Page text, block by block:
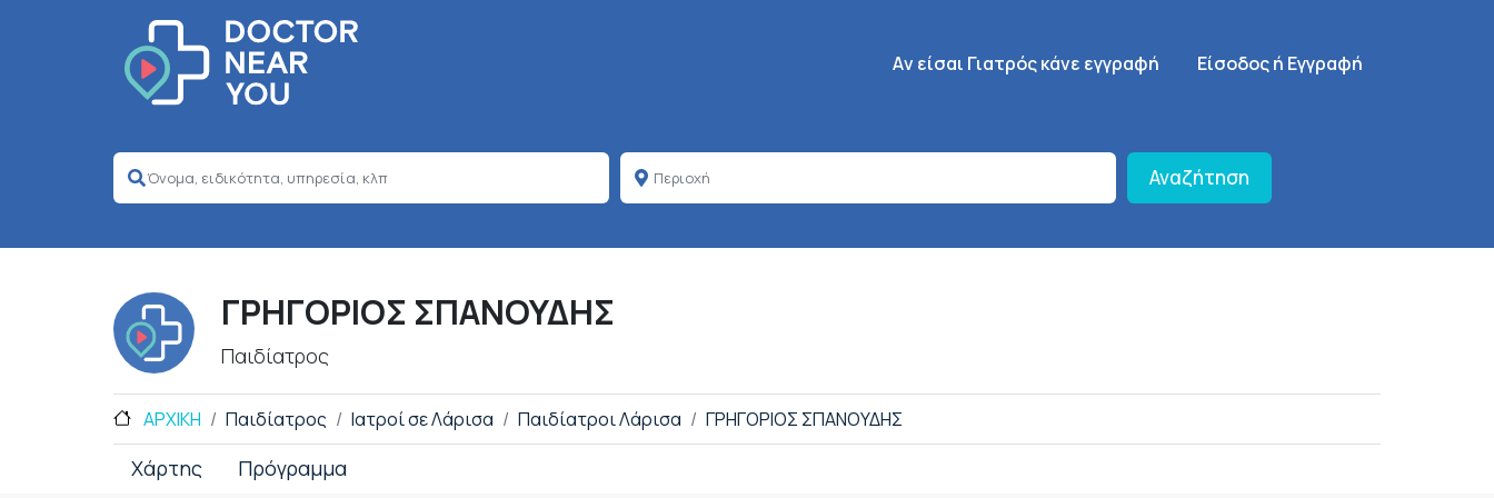
Κεντρική πλοήγηση
Aν είσαι Γιατρός κάνε εγγραφή SignUp Menu
Είσοδος ή Εγγραφή
Αναζήτηση
ΓΡΗΓΟΡΙΟΣ ΣΠΑΝΟΥΔΗΣ
Παιδίατρος
ΑΡΧΙΚΗ Παιδίατρος Ιατροί σε Λάρισα Παιδίατροι Λάρισα ΓΡΗΓΟΡΙΟΣ ΣΠΑΝΟΥΔΗΣ
Χάρτης Πρόγραμμα